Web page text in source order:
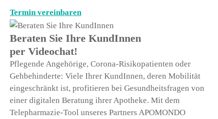
Termin vereinbaren
Beraten Sie Ihre KundInnen
per Videochat!
Pflegende Angehörige, Corona-Risikopatienten oder
Gehbehinderte: Viele Ihrer KundInnen, deren Mobilität
eingeschränkt ist, profitieren bei Gesundheitsfragen von
einer digitalen Beratung ihrer Apotheke. Mit dem
Telepharmazie-Tool unseres Partners APOMONDO